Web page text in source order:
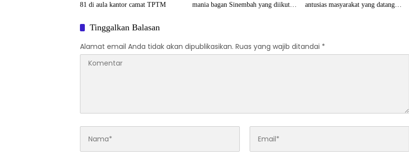
81 di aula kantor camat TPTM
mania bagan Sinembah yang diikuti
antusias masyarakat yang datang
Tinggalkan Balasan
Alamat email Anda tidak akan dipublikasikan. Ruas yang wajib ditandai *